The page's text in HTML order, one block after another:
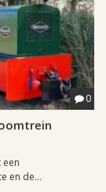
0
en de...